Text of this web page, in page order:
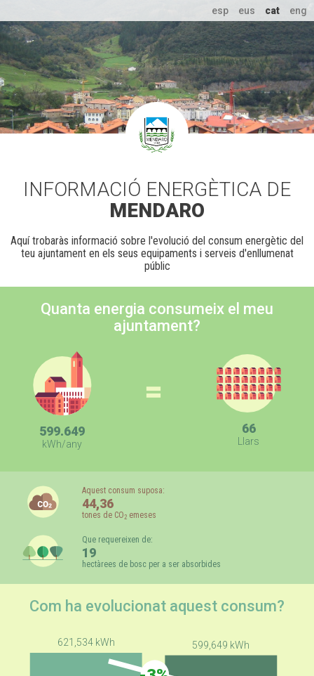
esp eus cat eng
INFORMACIÓ ENERGÈTICA DE
MENDARO
Aquí trobaràs informació sobre l'evolució del consum energètic del
teu ajuntament en els seus equipaments i serveis d'enllumenat
públic
Quanta energia consumeix el meu
ajuntament?
599.649
kWh/any
66
Llars
Aquest consum suposa:
44,36
tones de CO2emeses
Que requereixen de:
19
hectàrees de bosc per a ser absorbides
Com ha evolucionat aquest consum?
621,534 kWh 599,649 kWh